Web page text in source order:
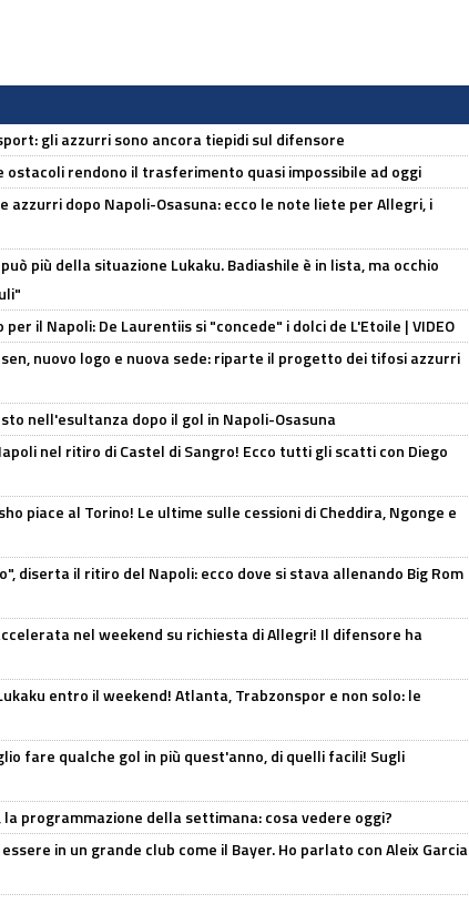
gli azzurri sono ancora tiepidi sul difensore
ostacoli rendono il trasferimento quasi impossibile ad oggi
azzurri dopo Napoli-Osasuna: ecco le note liete per Allegri, i
più della situazione Lukaku. Badiashile è in lista, ma occhio
il Napoli: De Laurentiis si "concede" i dolci de L'Etoile | VIDEO
nuovo logo e nuova sede: riparte il progetto dei tifosi azzurri
nell'esultanza dopo il gol in Napoli-Osasuna
nel ritiro di Castel di Sangro! Ecco tutti gli scatti con Diego
piace al Torino! Le ultime sulle cessioni di Cheddira, Ngonge e
diserta il ritiro del Napoli: ecco dove si stava allenando Big Rom
nel weekend su richiesta di Allegri! Il difensore ha
entro il weekend! Atlanta, Trabzonspor e non solo: le
fare qualche gol in più quest'anno, di quelli facili! Sugli
la programmazione della settimana: cosa vedere oggi?
in un grande club come il Bayer. Ho parlato con Aleix Garcia